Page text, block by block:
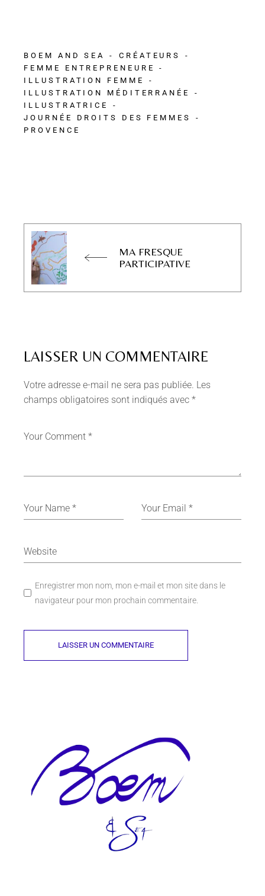
BOEM AND SEA
CRÉATEURS
FEMME ENTREPRENEURE
ILLUSTRATION FEMME
ILLUSTRATION MÉDITERRANÉE
ILLUSTRATRICE
JOURNÉE DROITS DES FEMMES
PROVENCE
MA FRESQUE
PARTICIPATIVE
LAISSER UN COMMENTAIRE
Votre adresse e-mail ne sera pas publiée. Les
champs obligatoires sont indiqués avec*
Enregistrer mon nom, mon e-mail et mon site dans le
navigateur pour mon prochain commentaire.
LAISSER UN COMMENTAIRE